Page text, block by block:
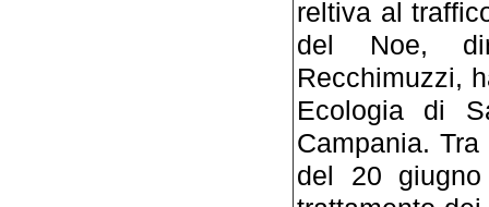
reltiva al
del Noe,
Recchimuzzi,
Ecologia di
Campania.
del 20